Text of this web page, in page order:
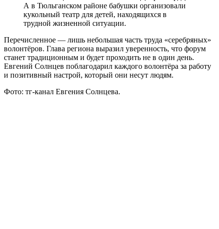
А в Тюльганском районе бабушки организовали
кукольный театр для детей, находящихся в
трудной жизненной ситуации.
Перечисленное — лишь небольшая часть труда «серебряных»
волонтёров. Глава региона выразил уверенность, что форум
станет традиционным и будет проходить не в один день.
Евгений Солнцев поблагодарил каждого волонтёра за работу
и позитивный настрой, который они несут людям.
Фото: тг-канал Евгения Солнцева.